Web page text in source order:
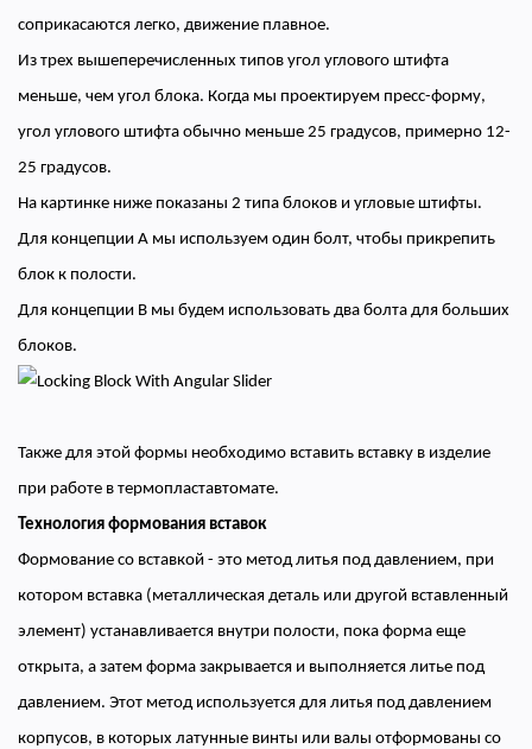
соприкасаются легко, движение плавное.
Из трех вышеперечисленных типов угол углового штифта
меньше, чем угол блока. Когда мы проектируем пресс-форму,
угол углового штифта обычно меньше 25 градусов, примерно 12-
25 градусов.
На картинке ниже показаны 2 типа блоков и угловые штифты.
Для концепции A мы используем один болт, чтобы прикрепить
блок к полости.
Для концепции B мы будем использовать два болта для больших
блоков.
Также для этой формы необходимо вставить вставку в изделие
при работе в термопластавтомате.
Технология формования вставок
Формование со вставкой - это метод литья под давлением, при
котором вставка (металлическая деталь или другой вставленный
элемент) устанавливается внутри полости, пока форма еще
открыта, а затем форма закрывается и выполняется литье под
давлением. Этот метод используется для литья под давлением
корпусов, в которых латунные винты или валы отформованы со